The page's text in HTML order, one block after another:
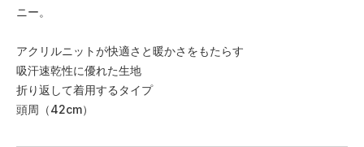
ニー。
アクリルニットが快適さと暖かさをもたらす
吸汗速乾性に優れた生地
折り返して着用するタイプ
頭周（42cm）